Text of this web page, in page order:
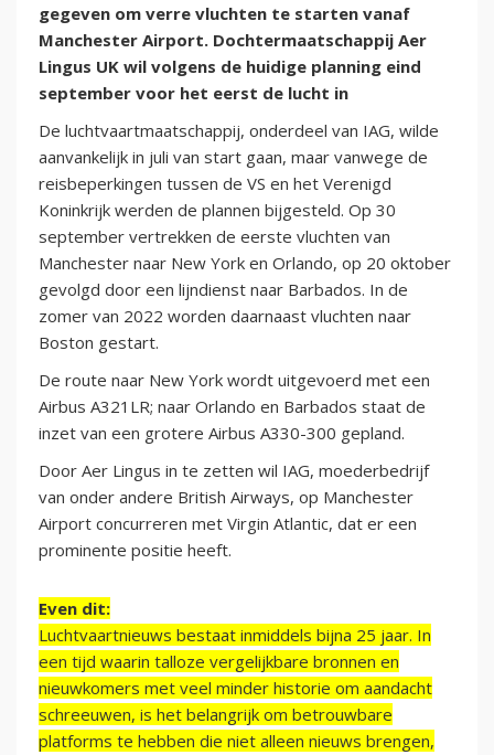
gegeven om verre vluchten te starten vanaf
Manchester Airport. Dochtermaatschappij Aer
Lingus UK wil volgens de huidige planning eind
september voor het eerst de lucht in
De luchtvaartmaatschappij, onderdeel van IAG, wilde
aanvankelijk in juli van start gaan, maar vanwege de
reisbeperkingen tussen de VS en het Verenigd
Koninkrijk werden de plannen bijgesteld. Op 30
september vertrekken de eerste vluchten van
Manchester naar New York en Orlando, op 20 oktober
gevolgd door een lijndienst naar Barbados. In de
zomer van 2022 worden daarnaast vluchten naar
Boston gestart.
De route naar New York wordt uitgevoerd met een
Airbus A321LR; naar Orlando en Barbados staat de
inzet van een grotere Airbus A330-300 gepland.
Door Aer Lingus in te zetten wil IAG, moederbedrijf
van onder andere British Airways, op Manchester
Airport concurreren met Virgin Atlantic, dat er een
prominente positie heeft.
Even dit:
Luchtvaartnieuws bestaat inmiddels bijna 25 jaar. In
een tijd waarin talloze vergelijkbare bronnen en
nieuwkomers met veel minder historie om aandacht
schreeuwen, is het belangrijk om betrouwbare
platforms te hebben die niet alleen nieuws brengen,